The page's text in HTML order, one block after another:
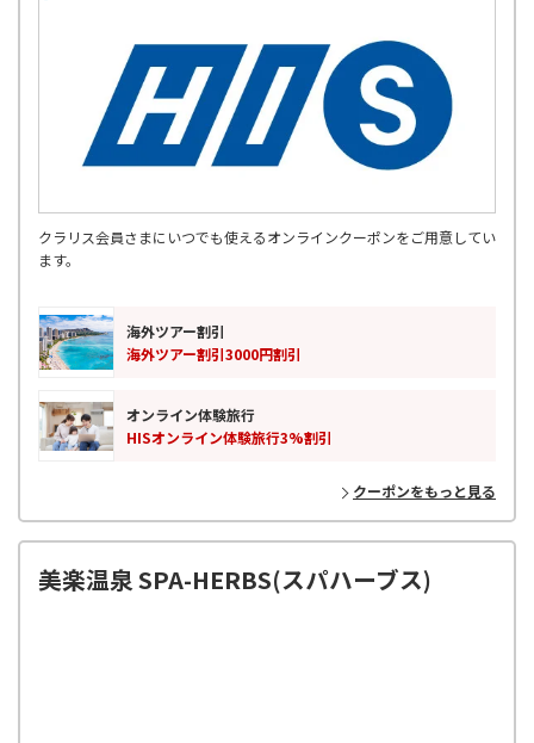
クラリス会員さまにいつでも使えるオンラインクーポンをご用意してい
ます。
海外ツアー割引
海外ツアー割引3000円割引
オンライン体験旅行
HISオンライン体験旅行3%割引
クーポンをもっと見る
美楽温泉 SPA-HERBS(スパハーブス)